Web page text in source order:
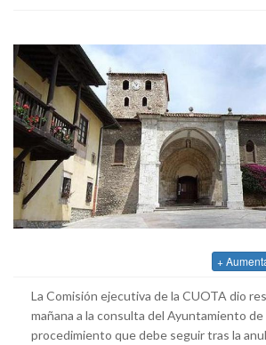
+
La Comisión ejecutiva de la CUOTA dio
mañana a la consulta del Ayuntamiento
procedimiento que debe seguir tras la